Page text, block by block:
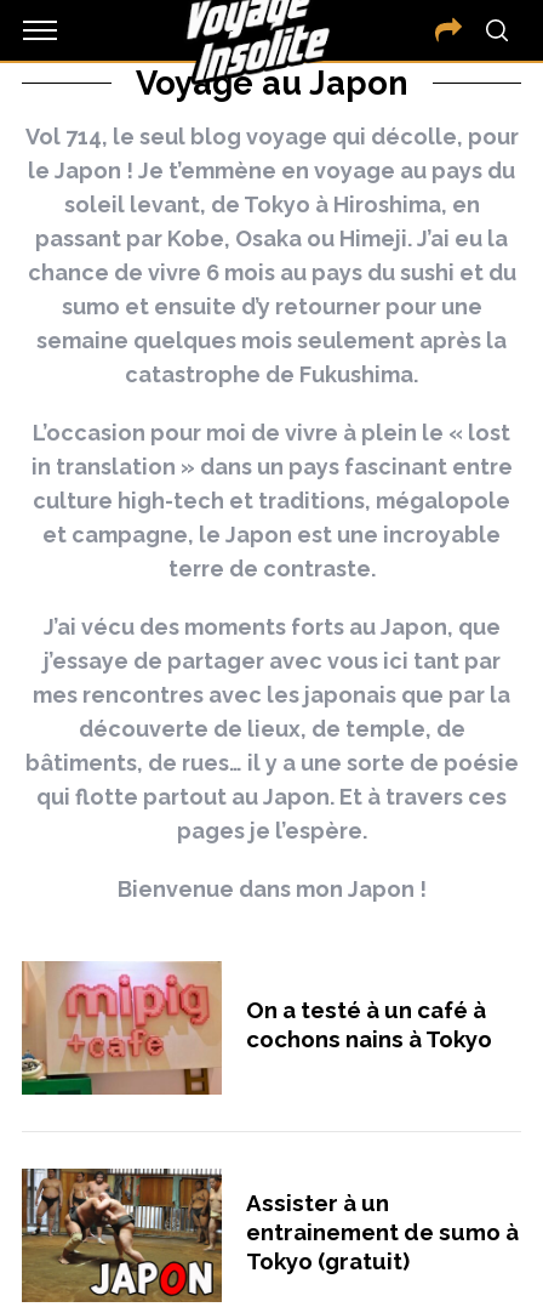
Voyage au Japon
Vol 714, le seul blog voyage qui décolle, pour
le Japon ! Je t’emmène en voyage au pays du
soleil levant, de Tokyo à Hiroshima, en
passant par Kobe, Osaka ou Himeji. J’ai eu la
chance de vivre 6 mois au pays du sushi et du
sumo et ensuite d’y retourner pour une
semaine quelques mois seulement après la
catastrophe de Fukushima.
L’occasion pour moi de vivre à plein le « lost
in translation » dans un pays fascinant entre
culture high-tech et traditions, mégalopole
et campagne, le Japon est une incroyable
terre de contraste.
J’ai vécu des moments forts au Japon, que
j’essaye de partager avec vous ici tant par
mes rencontres avec les japonais que par la
découverte de lieux, de temple, de
bâtiments, de rues… il y a une sorte de poésie
qui flotte partout au Japon. Et à travers ces
pages je l’espère.
Bienvenue dans mon Japon !
On a testé à un café à
cochons nains à Tokyo
Assister à un
entrainement de sumo à
Tokyo (gratuit)